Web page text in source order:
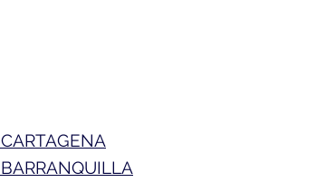
CARTAGENA
BARRANQUILLA